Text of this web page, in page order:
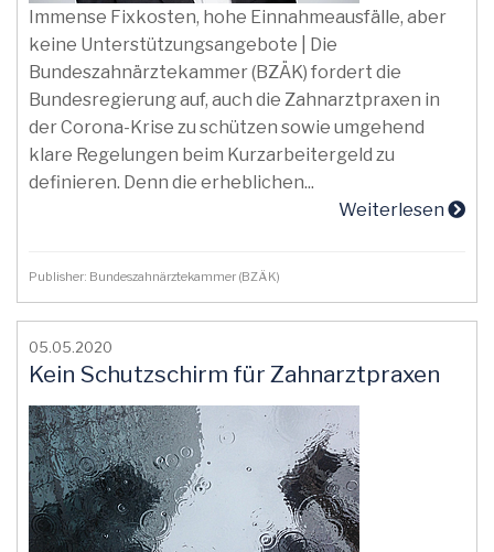
Immense Fixkosten, hohe Einnahmeausfälle, aber
keine Unterstützungsangebote | Die
Bundeszahnärztekammer (BZÄK) fordert die
Bundesregierung auf, auch die Zahnarztpraxen in
der Corona-Krise zu schützen sowie umgehend
klare Regelungen beim Kurzarbeitergeld zu
definieren. Denn die erheblichen...
Weiterlesen
Publisher: Bundeszahnärztekammer (BZÄK)
05.05.2020
Kein Schutzschirm für Zahnarztpraxen